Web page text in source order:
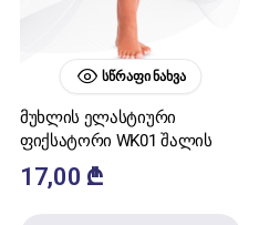
ᲡᲬᲠᲐᲤᲘ ᲜᲐᲮᲕᲐ
მუხლის ელასტიური
ფიქსატორი WK01 შალის
17,00 ₾